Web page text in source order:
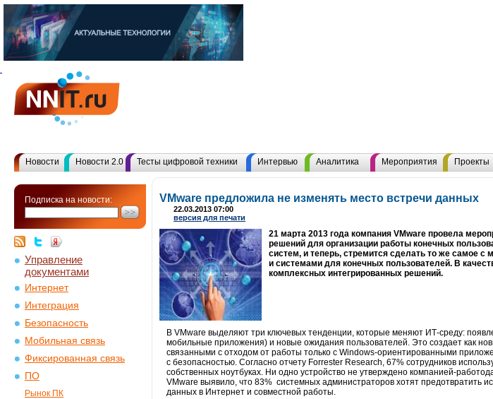
Новости Новости 2.0 Тесты цифровой техники Интервью Аналитика Мероприятия Проекты
Подписка на новости:
Управление
документами
Интернет
Интеграция
Безопасность
Мобильная связь
Фиксированная связь
ПО
Рынок ПК
VMware предложила не изменять место встречи данных
22.03.2013 07:00
версия для печати
21 марта 2013 года компания VMware провела
решений для организации работы конечных
систем, и теперь, стремится сделать то же самое
и системами для конечных пользователей. В
комплексных интегрированных решений.
В VMware выделяют три ключевых тенденции, которые меняют ИТ-среду:
мобильные приложения) и новые ожидания пользователей. Это создает как
связанными с отходом от работы только с Windows-ориентированными
с безопасностью. Согласно отчету Forrester Research, 67% сотрудников
собственных ноутбуках. Ни одно устройство не утверждено компанией-
VMware выявило, что 83% системных администраторов хотят предотвратить
данных в Интернет и совместной работы.